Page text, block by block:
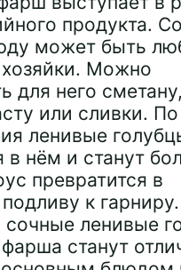
продукта.
может быть
Можно
для него сметану,
или сливки.
ленивые
в нём и станут
превратится в
к гарниру.
сочные ленивые
станут